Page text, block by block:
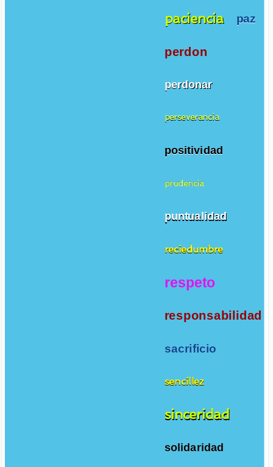
paciencia paz
perdon
perdonar
perseverancia
positividad
prudencia
puntualidad
reciedumbre
respeto
responsabilidad
sacrificio
sencillez
sinceridad
solidaridad